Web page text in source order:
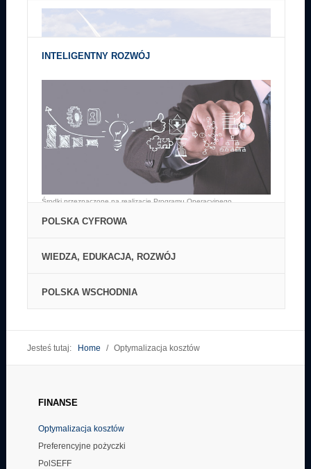
Środki przeznaczone na realizację Programu Operacyjnego
Infrastruktura i Środowisko w latach 2014-2020 wynoszą 27,4 mld euro.
INTELIGENTNY ROZWÓJ
Środki przeznaczone na realizację Programu Operacyjnego
Inteligentny Rozwój wynoszą 8 614,1 mln EUR.
POLSKA CYFROWA
WIEDZA, EDUKACJA, ROZWÓJ
Środki przeznaczone na realizację Programu Operacyjnego Wiedza
POLSKA WSCHODNIA
Wschodnia wynoszą 2 mld EUR.
Jesteś tutaj: Home / Optymalizacja kosztów
FINANSE
Optymalizacja kosztów
Preferencyjne pożyczki
PolSEFF